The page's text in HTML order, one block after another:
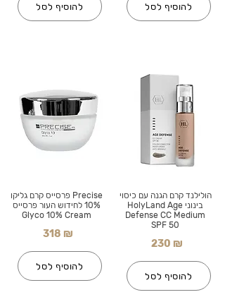
להוסיף לסל
Precise פרסייס קרם גליקו
10% לחידוש העור פרסייס
Glyco 10% Cream
318 ₪
להוסיף לסל
להוסיף לסל
הולילנד קרם הגנה עם כיסוי
בינוני HolyLand Age
Defense CC Medium
SPF 50
230 ₪
להוסיף לסל